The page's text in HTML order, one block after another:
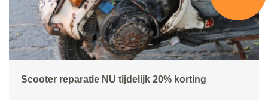
Scooter reparatie NU tijdelijk 20% korting